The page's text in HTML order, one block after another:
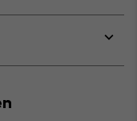
or
or